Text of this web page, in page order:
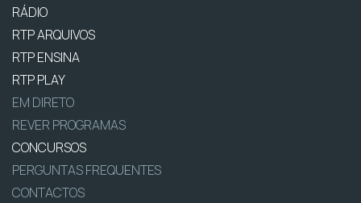
RÁDIO
RTP ARQUIVOS
RTP ENSINA
RTP PLAY
EM DIRETO
REVER PROGRAMAS
CONCURSOS
PERGUNTAS FREQUENTES
CONTACTOS